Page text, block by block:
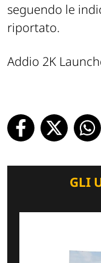
seguendo le
riportato.
Addio 2K
GLI